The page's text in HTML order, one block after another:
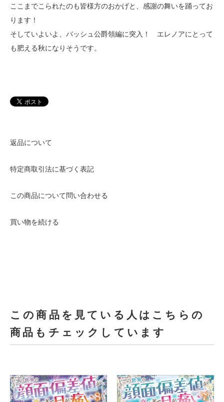
ここまでこられたのも皆様方のおかげと、感謝の舞いを踊ってお
ります！
そしていよいよ、バッシュ公爵領編に突入！ エレノアにとって
も肥える秋になりそうです。
返品について
特定商取引法に基づく表記
この商品について問い合わせる
買い物を続ける
この商品を見ている人はこちらの
商品もチェックしています